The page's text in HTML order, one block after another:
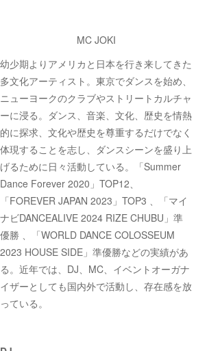
MC JOKI
幼少期よりアメリカと日本を行き来してきた
多文化アーティスト。東京でダンスを始め、
ニューヨークのクラブやストリートカルチャ
ーに浸る。ダンス、音楽、文化、歴史を情熱
的に探求、文化や歴史を尊重するだけでなく
体現することを志し、ダンスシーンを盛り上
げるために日々活動している。「Summer
Dance Forever 2020」TOP12、
「FOREVER JAPAN 2023」TOP3 、「マイ
ナビDANCEALIVE 2024 RIZE CHUBU」準
優勝 、「WORLD DANCE COLOSSEUM
2023 HOUSE SIDE」準優勝などの実績があ
る。近年では、DJ、MC、イベントオーガナ
イザーとしても国内外で活動し、存在感を放
っている。